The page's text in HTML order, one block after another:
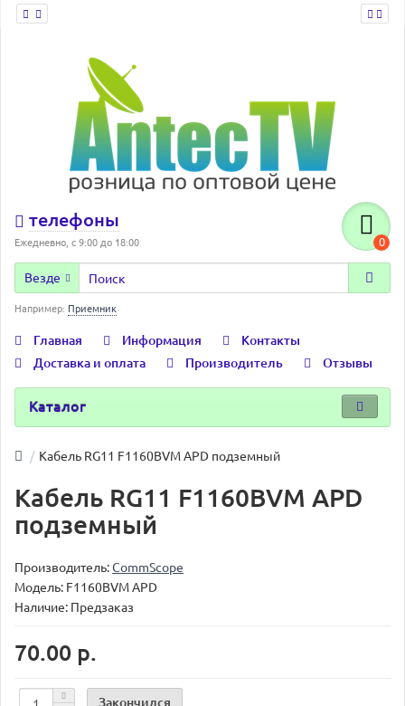
телефоны
Ежедневно, с 9:00 до 18:00 0
Везде
Например: Приемник
Главная Информация
Контакты
Доставка и оплата
Производитель Отзывы
Каталог
Кабель RG11 F1160BVM APD подземный
Кабель RG11 F1160BVM APD
подземный
Производитель:CommScope
Модель: F1160BVM APD
Наличие: Предзаказ
70.00 р.
Закончился